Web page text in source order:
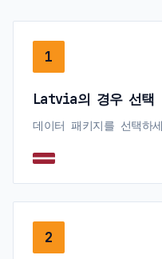
1
Latvia의 경우 선택
데이터 패키지를 선택하
2